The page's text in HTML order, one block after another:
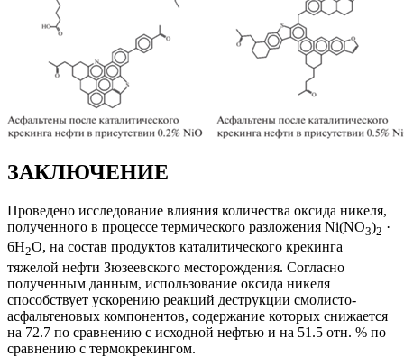
ЗАКЛЮЧЕНИЕ
Проведено исследование влияния количества оксида никеля,
полученного в процессе термического разложения Ni(NO3)2 ·
6H2O, на состав продуктов каталитического крекинга
тяжелой нефти Зюзеевского месторождения. Согласно
полученным данным, использование оксида никеля
способствует ускорению реакций деструкции смолисто-
асфальтеновых компонентов, содержание которых снижается
на 72.7 по сравнению с исходной нефтью и на 51.5 отн. % по
сравнению с термокрекингом.